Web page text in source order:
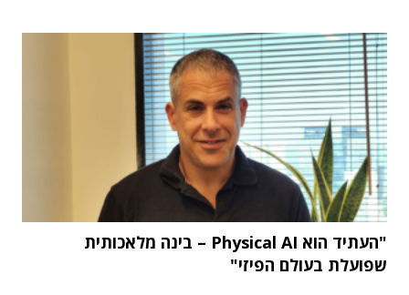
"העתיד הוא Physical AI – בינה מלאכותית
שפועלת בעולם הפיזי"